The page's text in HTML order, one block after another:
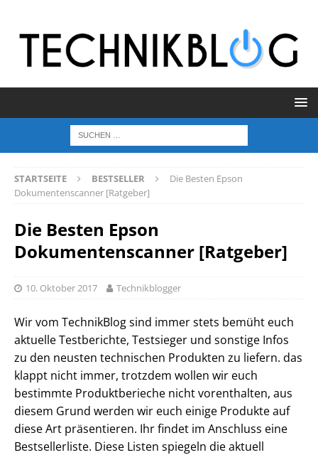
STARTSEITE BESTSELLER
Die Besten Epson
Dokumentenscanner [Ratgeber]
Die Besten Epson
Dokumentenscanner [Ratgeber]
10. Oktober 2017 Technikblogger
Wir vom TechnikBlog sind immer stets bemüht euch
aktuelle Testberichte, Testsieger und sonstige Infos
zu den neusten technischen Produkten zu liefern. das
klappt nicht immer, trotzdem wollen wir euch
bestimmte Produktberieche nicht vorenthalten, aus
diesem Grund werden wir euch einige Produkte auf
diese Art präsentieren. Ihr findet im Anschluss eine
Bestsellerliste. Diese Listen spiegeln die aktuell